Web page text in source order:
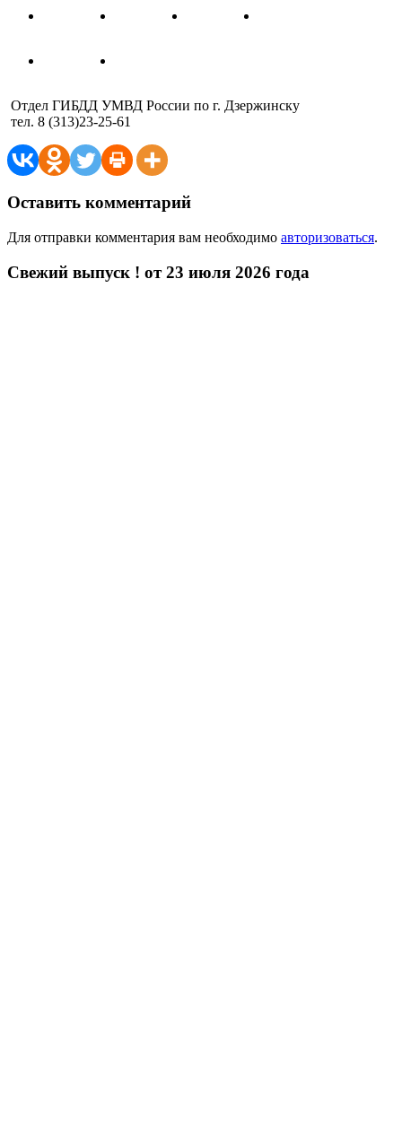
Отдел ГИБДД УМВД России по г. Дзержинску
тел. 8 (313)23-25-61
Оставить комментарий
Для отправки комментария вам необходимо авторизоваться.
Свежий выпуск ! от 23 июля 2026 года